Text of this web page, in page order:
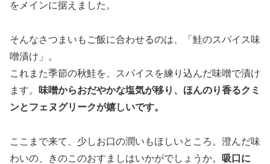
をメインに据えました。
そんなさつまいもご飯に合わせるのは、「鮭のスパイス味
噌漬け」。
これまた季節の秋鮭を、スパイスを練り込んだ味噌で漬け
ます。
味噌からおだやかな塩気が移り、ほんのり香るクミ
ンとフェヌグリークが嬉しいです。
ここまで来て、少しお口の潤いもほしいところ。澄んだ味
わいの、きのこのおすましはいかがでしょうか。
吸口に